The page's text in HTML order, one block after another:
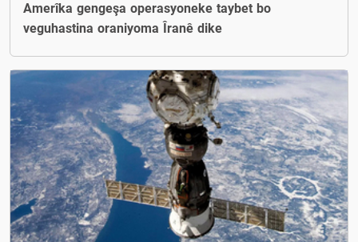
Amerîka gengeşa operasyoneke taybet bo
veguhastina oraniyoma Îranê dike